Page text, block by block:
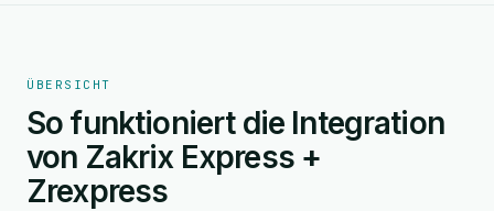
ÜBERSICHT
So funktioniert die Integration
von Zakrix Express +
Zrexpress